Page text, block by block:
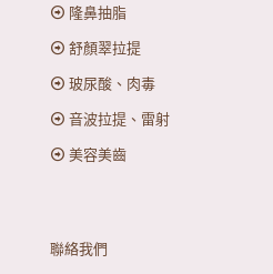
隆鼻抽脂
舒顏翠拉提
玻尿酸、肉毒
音波拉提、雷射
美容美齒
聯絡我們